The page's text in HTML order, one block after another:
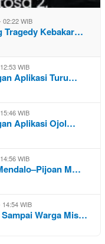
02:22 WIB
Tragedy Kebakar…
WIB
Aplikasi Turu…
WIB
Aplikasi Ojol…
WIB
M…
WIB
Warga Mis…